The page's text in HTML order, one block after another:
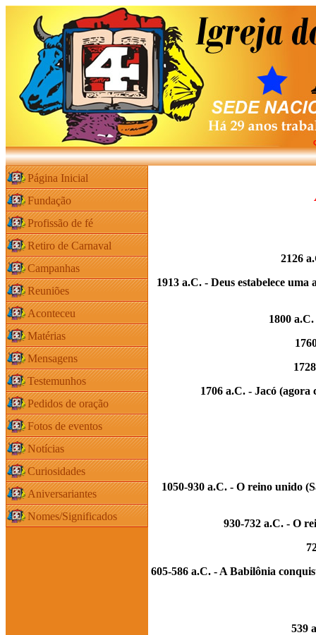
Página Inicial
Fundação
Profissão de fé
Retiro de Carnaval
Campanhas
Reuniões
Aconteceu
Matérias
Mensagens
Testemunhos
Pedidos de oração
Fotos de eventos
Notícias
Curiosidades
Aniversariantes
Nomes/Significados
2126
1913 a.C. - Deus estabelece
1800
1706 a.C. - Jacó (agora
1050-930 a.C. - O reino unido
930-732 a.C. - O
605-586 a.C. - A Babilônia
539